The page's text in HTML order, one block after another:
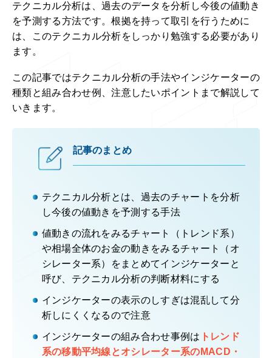
テクニカル分析は、過去のデータを分析し今後の値動き
を予測する方法です。根拠を持って取引を行うために
は、このテクニカル分析をしっかり勉強する必要があり
ます。
この記事ではテクニカル分析の手法やインジケーターの
種類と組み合わせ例、注意したいポイントまで解説して
いきます。
記事のまとめ
テクニカル分析とは、過去のチャートを分析
し今後の値動きを予測する手法
値動きの流れをみるチャート（トレンド系）
や相場全体のお金の動きをみるチャート（オ
シレーター系）をまとめてインジケーターと
呼び、テクニカル分析の判断材料にする
インジケーターの表示のしすぎは混乱して分
析しにくくなるので注意
インジケーターの組み合わせ事例は トレンド
系の移動平均線とオシレーター系のMACD・